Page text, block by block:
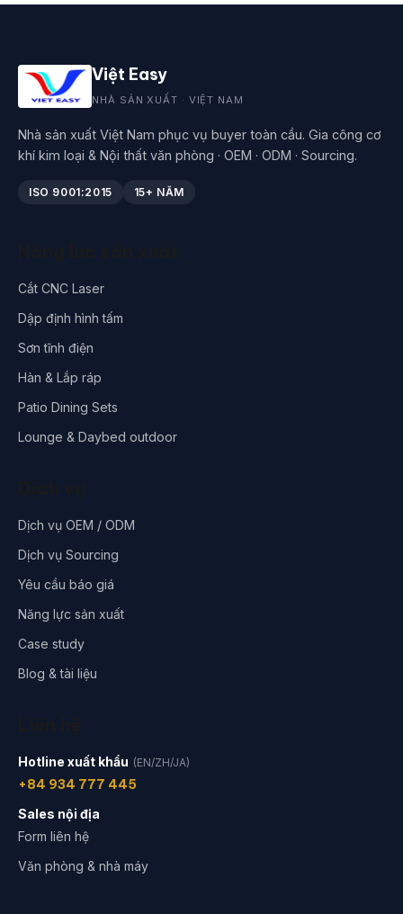
Việt Easy
NHÀ SẢN XUẤT · VIỆT NAM
Nhà sản xuất Việt Nam phục vụ buyer toàn cầu. Gia công cơ
khí kim loại & Nội thất văn phòng · OEM · ODM · Sourcing.
ISO 9001:2015 15+ NĂM
Cắt CNC Laser
Dập định hình tấm
Sơn tĩnh điện
Hàn & Lắp ráp
Patio Dining Sets
Lounge & Daybed outdoor
Dịch vụ OEM / ODM
Dịch vụ Sourcing
Yêu cầu báo giá
Năng lực sản xuất
Case study
Blog & tài liệu
Hotline xuất khẩu (EN/ZH/JA)
+84 934 777 445
Sales nội địa
Form liên hệ
Văn phòng & nhà máy